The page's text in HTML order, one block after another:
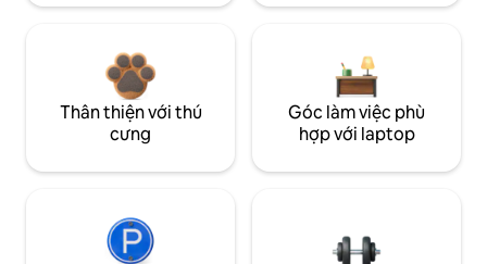
Thân thiện với thú
cưng
Góc làm việc phù
hợp với laptop